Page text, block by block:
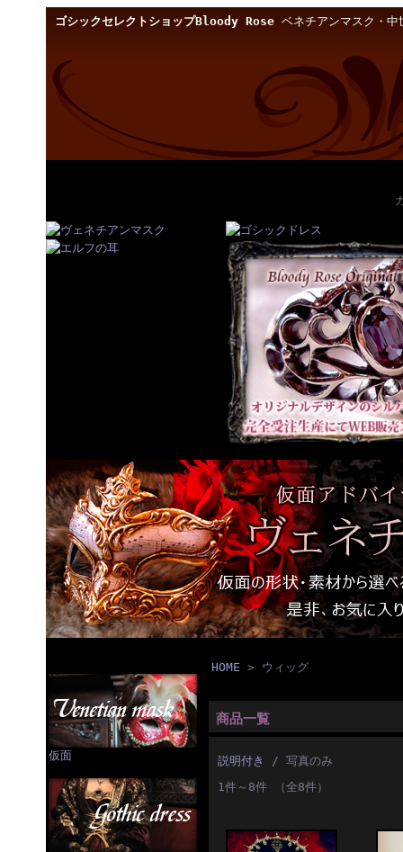
ゴシックセレクトショップBloody Roseベネチアンマスク・中
仮面
HOME > ウィッグ
商品一覧
説明付き
/ 写真のみ
1件～8件 （全8件）